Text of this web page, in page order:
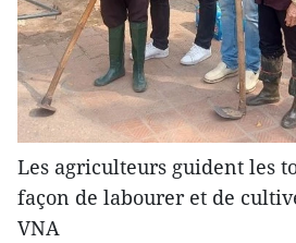
Les agriculteurs guident les
façon de labourer et de
VNA